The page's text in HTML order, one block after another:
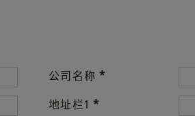
公司名称*
地址栏1*